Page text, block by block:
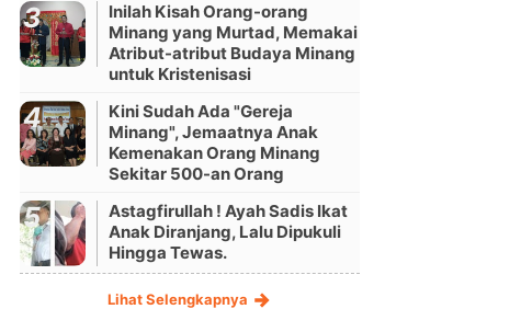
Inilah Kisah Orang-orang
Minang yang Murtad, Memakai
Atribut-atribut Budaya Minang
untuk Kristenisasi
Kini Sudah Ada "Gereja
Minang", Jemaatnya Anak
Kemenakan Orang Minang
Sekitar 500-an Orang
Astagfirullah ! Ayah Sadis Ikat
Anak Diranjang, Lalu Dipukuli
Hingga Tewas.
Lihat Selengkapnya